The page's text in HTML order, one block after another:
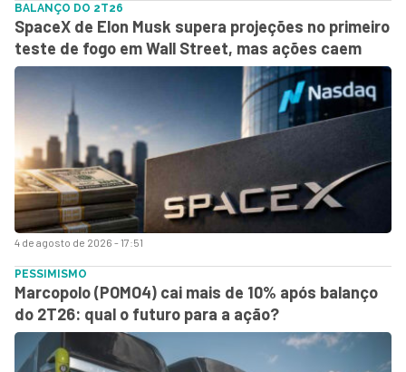
4 de agosto de 2026 - 17:51
BALANÇO DO 2T26
SpaceX de Elon Musk supera projeções no primeiro
teste de fogo em Wall Street, mas ações caem
PESSIMISMO
Marcopolo (POMO4) cai mais de 10% após balanço
do 2T26: qual o futuro para a ação?